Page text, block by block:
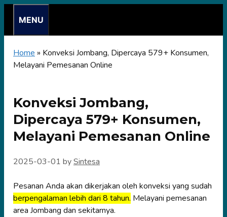
content
MENU
Home » Konveksi Jombang, Dipercaya 579+ Konsumen,
Melayani Pemesanan Online
Konveksi Jombang,
Dipercaya 579+ Konsumen,
Melayani Pemesanan Online
2025-03-01 bySintesa
Pesanan Anda akan dikerjakan oleh konveksi yang sudah
berpengalaman lebih dari 8 tahun. Melayani pemesanan
area Jombang dan sekitarnya.